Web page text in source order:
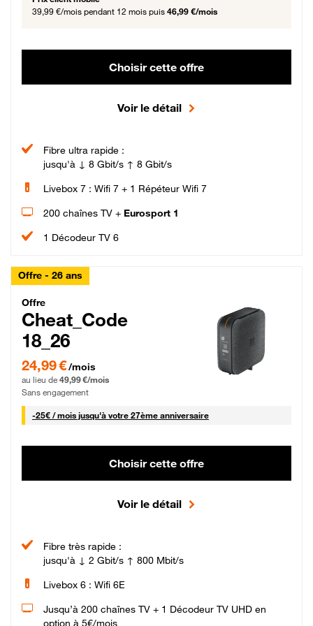
39,99 €/mois pendant 12 mois puis 46,99 €/mois
Choisir cette offre
Voir le détail
Fibre ultra rapide :
jusqu'à ↓ 8 Gbit/s ↑ 8 Gbit/s
Livebox 7 : Wifi 7 + 1 Répéteur Wifi 7
200 chaînes TV + Eurosport 1
1 Décodeur TV 6
Offre - 26 ans
Cheat_Code Fibre_18_26
Offre
Cheat_Code
18_26
24,99 € par mois pendant 0 mois puis 49,99 € par mois, Sans engagement
24,99 €/mois
au lieu de 49,99 €/mois
Sans engagement
-25€ / mois25 € par mois
jusqu'à votre 27ème anniversaire
Choisir cette offre
Voir le détail
Fibre très rapide :
jusqu'à ↓ 2 Gbit/s ↑ 800 Mbit/s
Livebox 6 : Wifi 6E
Jusqu’à 200 chaînes TV + 1 Décodeur TV UHD en
option à 5€/mois